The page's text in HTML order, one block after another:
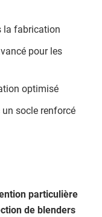
la fabrication
pour les
optimisé
socle renforcé
particulière
de blenders